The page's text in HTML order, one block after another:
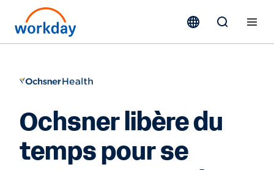
Ochsner libère du
temps pour se